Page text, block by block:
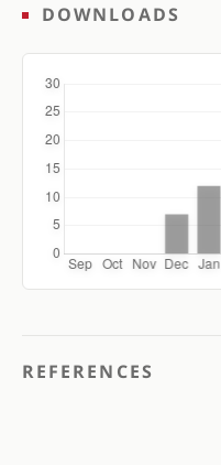
DOWNLOADS
REFERENCES